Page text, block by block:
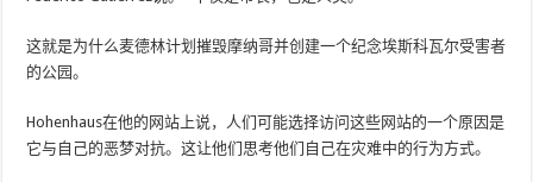
这就是为什么麦德林计划摧毁摩纳哥并创建一个纪念埃斯科瓦尔受害者
的公园。
Hohenhaus在他的网站上说，人们可能选择访问这些网站的一个原因是
它与自己的恶梦对抗。这让他们思考他们自己在灾难中的行为方式。